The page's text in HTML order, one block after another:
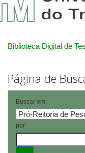
Biblioteca Digital de
Página de
Buscar em:
por